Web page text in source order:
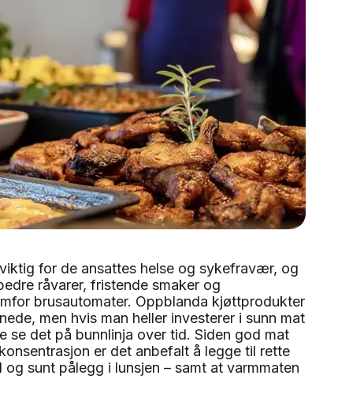
for de ansattes helse og sykefravær, og
råvarer, fristende smaker og
brusautomater. Oppblanda kjøttprodukter
men hvis man heller investerer i sunn mat
se det på bunnlinja over tid. Siden god mat
er det anbefalt å legge til rette
sunt pålegg i lunsjen – samt at varmmaten